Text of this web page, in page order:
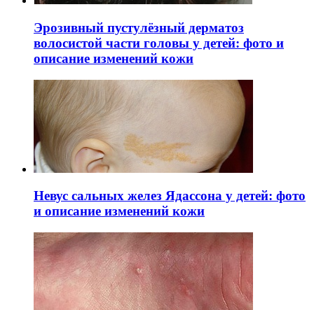
Эрозивный пустулёзный дерматоз
волосистой части головы у детей: фото и
описание изменений кожи
Невус сальных желез Ядассона у детей: фото
и описание изменений кожи